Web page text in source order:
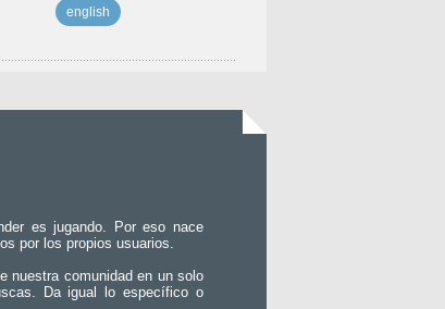
english
es jugando. Por eso nace
por los propios usuarios.
nuestra comunidad en un solo
Da igual lo específico o